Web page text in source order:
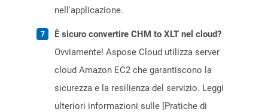
nell'applicazione.
È sicuro convertire CHM to XLT nel cloud?
Ovviamente! Aspose Cloud utilizza server
cloud Amazon EC2 che garantiscono la
sicurezza e la resilienza del servizio. Leggi
ulteriori informazioni sulle [Pratiche di